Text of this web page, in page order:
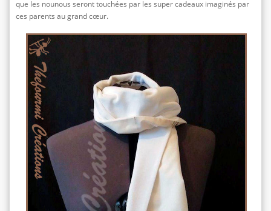
que les nounous seront touchées par les super cadeaux imaginés par
ces parents au grand cœur.